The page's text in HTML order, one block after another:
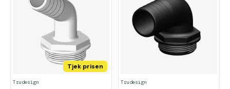
Tjek prisen
Trudesign Trudesign